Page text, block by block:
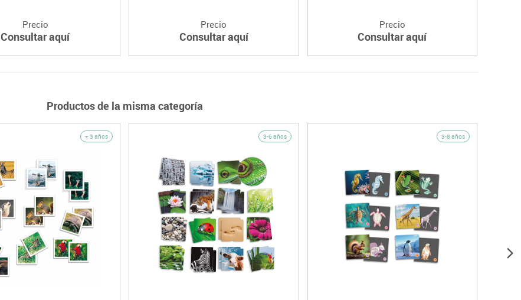
Precio
Consultar aquí
Precio
Consultar aquí
Precio
Consultar aquí
Productos de la misma categoría
+ 3 años 3-6 años 3-8 años